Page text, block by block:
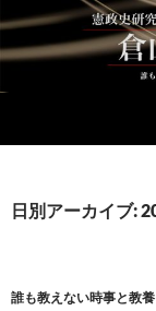
テ
ン
へ
ッ
日別アーカイブ:
誰も教えない時事と教養